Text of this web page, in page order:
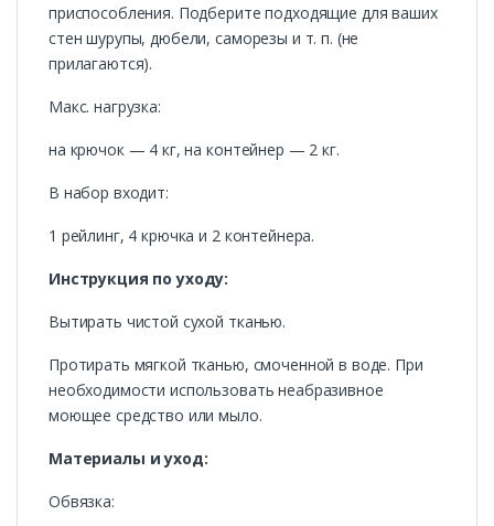
приспособления. Подберите подходящие для ваших
стен шурупы, дюбели, саморезы и т. п. (не
прилагаются).
Макс. нагрузка:
на крючок — 4 кг, на контейнер — 2 кг.
В набор входит:
1 рейлинг, 4 крючка и 2 контейнера.
Инструкция по уходу:
Вытирать чистой сухой тканью.
Протирать мягкой тканью, смоченной в воде. При
необходимости использовать неабразивное
моющее средство или мыло.
Материалы и уход:
Обвязка: